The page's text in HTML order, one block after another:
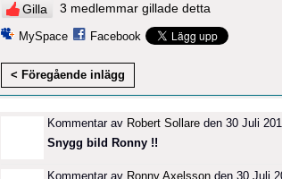
Gilla 3 medlemmar gillade detta
MySpace Facebook
< Föregående inlägg
Kommentar av Robert Sollare den 30 Juli
Snygg bild Ronny !!
Kommentar av Ronny Axelsson den 30 Juli